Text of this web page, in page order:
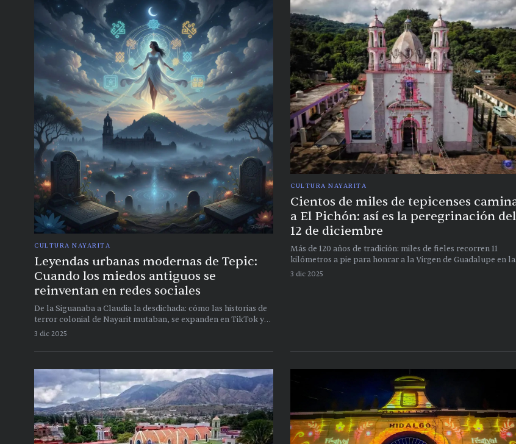
CULTURA NAYARITA
Leyendas urbanas modernas de Tepic:
Cuando los miedos antiguos se
reinventan en redes sociales
De la Siguanaba a Claudia la desdichada: cómo las historias de
terror colonial de Nayarit mutaban, se expanden en TikTok y
generan una nueva generación de creyentes
3 dic 2025
CULTURA NAYARITA
Cientos de miles de tepicenses
a El Pichón: así es la peregrinación del
12 de diciembre
Más de 120 años de tradición: miles de fieles recorren 11
kilómetros a pie para honrar a la Virgen de Guadalupe en la
barranca nayarita
3 dic 2025